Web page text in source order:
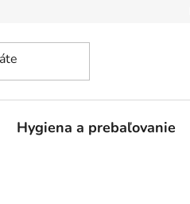
Hygiena a prebaľovanie